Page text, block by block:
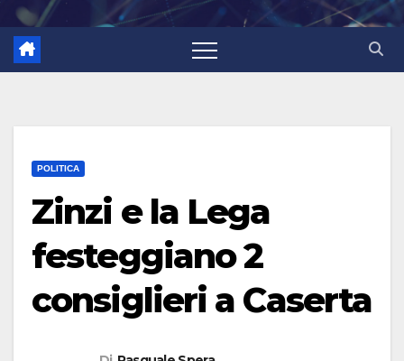
POLITICA
Zinzi e la Lega
festeggiano 2
consiglieri a Caserta